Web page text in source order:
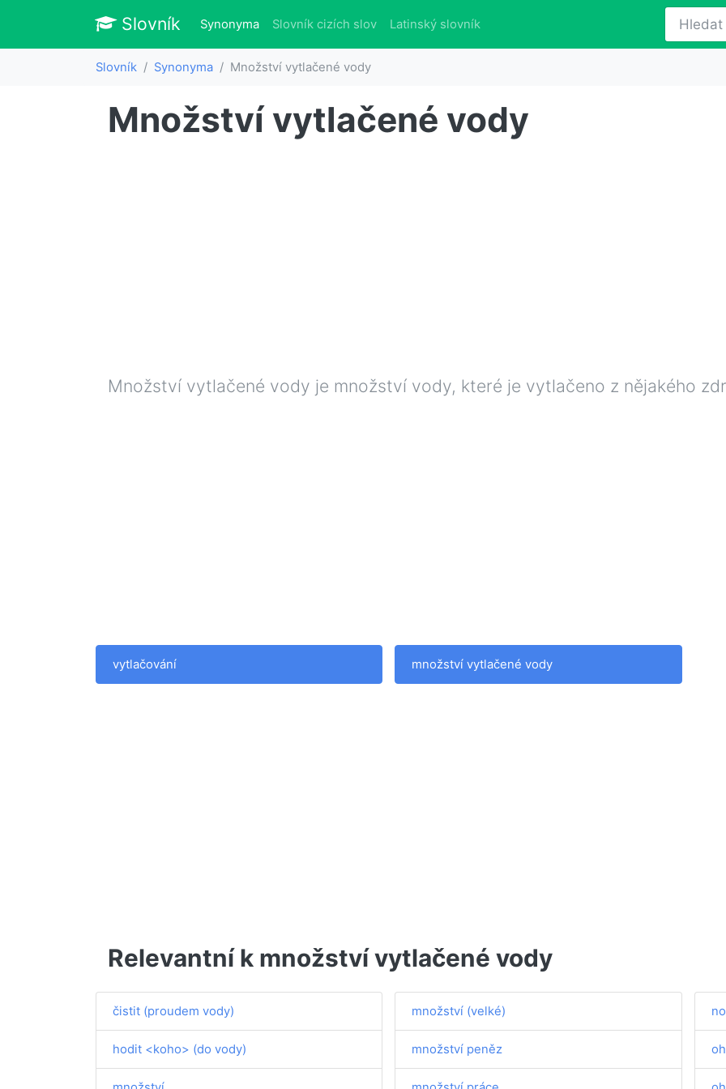
Slovník Slovník
Synonyma(aktuálně)
Slovník cizích slov Latinský slovník
Slovník Synonyma Množství vytlačené vody
Množství vytlačené vody
Množství vytlačené vody je množství vody, které je vytlačeno z nějakého
vytlačování množství vytlačené vody
Relevantní k množství vytlačené vody
čistit (proudem vody)
hodit <koho> (do vody)
množství (velké)
množství peněz